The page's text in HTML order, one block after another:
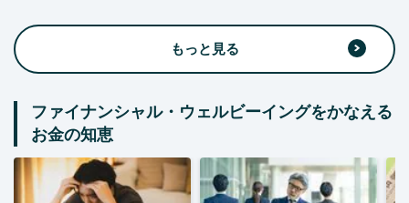
もっと見る
ファイナンシャル・ウェルビーイングをかなえる
お金の知恵